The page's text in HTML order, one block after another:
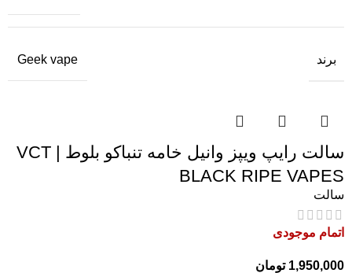
برند Geek vape
سالت رایپ ویپز وانیل خامه تنباکو بلوط | VCT
BLACK RIPE VAPES
سالت
اتمام موجودی
1,950,000 تومان